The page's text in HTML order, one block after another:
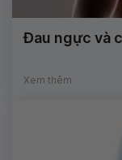
Đau ngực và
Xem thêm